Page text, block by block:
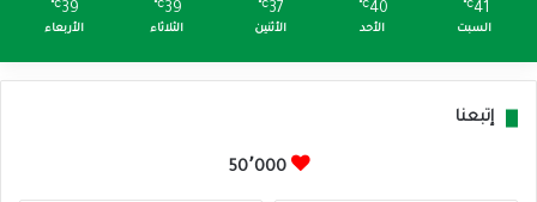
41
℃
السبت
40
℃
الأحد
37
℃
الأثنين
39
℃
الثلاثاء
39
℃
الأربعاء
إتبعنا
50٬000